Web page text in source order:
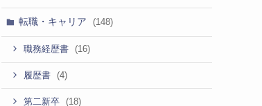
転職・キャリア (148)
職務経歴書 (16)
履歴書 (4)
第二新卒 (18)